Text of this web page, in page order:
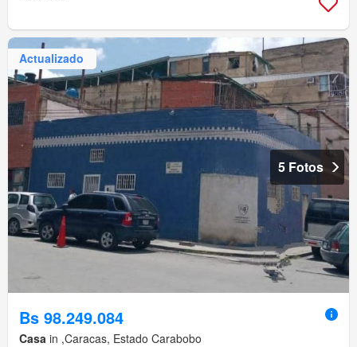
Actualizado
5 Fotos
Bs 98.249.084
Casa in ,Caracas, Estado Carabobo